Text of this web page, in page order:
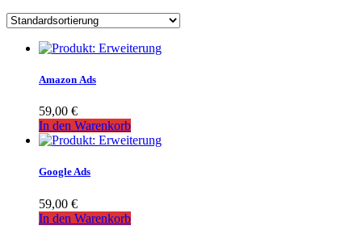
Amazon Ads
59,00 €
In den Warenkorb
Google Ads
59,00 €
In den Warenkorb